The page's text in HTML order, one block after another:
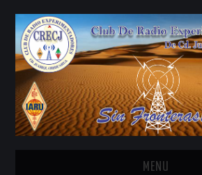
MENU